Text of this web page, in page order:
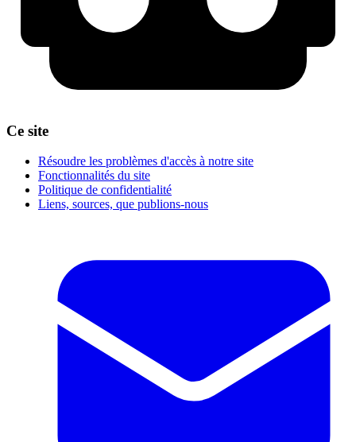
Ce site
Résoudre les problèmes d'accès à notre site
Fonctionnalités du site
Politique de confidentialité
Liens, sources, que publions-nous